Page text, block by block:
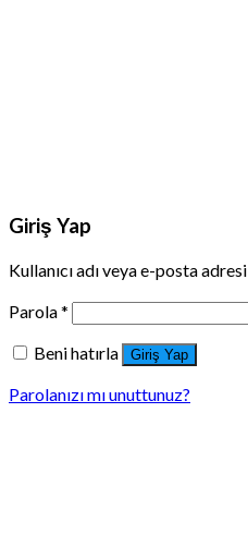
Giriş Yap
Kullanıcı adı veya e-posta adresi
Parola*
Beni hatırla
Giriş Yap
Parolanızı mı unuttunuz?